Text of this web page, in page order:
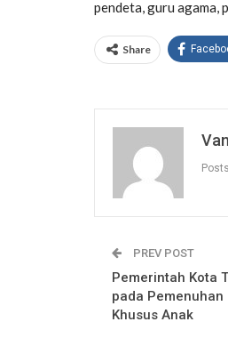
pendeta, guru agama,
Share
Posts
PREV POST
Pemerintah Kota
pada
Khusus Anak